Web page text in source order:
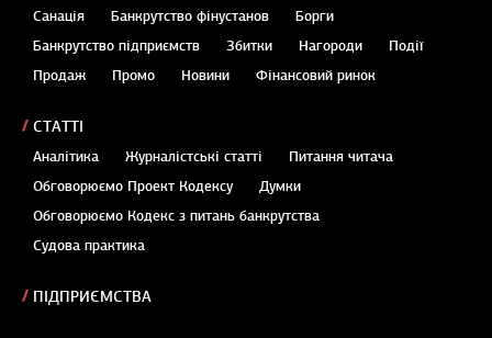
Санація
Банкрутство фінустанов
Борги
Банкрутство підприємств
Збитки Нагороди
Події
Продаж
Промо Новини Фінансовий ринок
СТАТТІ
Аналітика Журналістські статті
Питання читача
Обговорюємо Проект Кодексу
Думки
Обговорюємо Кодекс з питань банкрутства
Судова практика
ПІДПРИЄМСТВА